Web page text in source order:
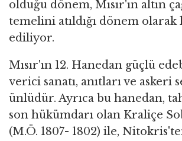
olduğu dönem, Mısır'ın altın
temelini atıldığı dönem olarak
ediliyor.
Mısır'ın 12. Hanedan güçlü
verici sanatı, anıtları ve askeri
ünlüdür. Ayrıca bu hanedan,
son hükümdarı olan Kraliçe
(M.Ö. 1807- 1802) ile,